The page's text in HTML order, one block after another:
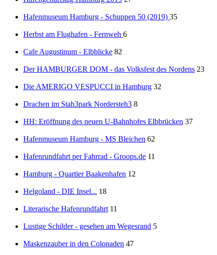
Hafenmuseum Hamburg - Schuppen 50 (2019) 35
Herbst am Flughafen - Fernweh 6
Cafe Augustinum - Elbblicke 82
Der HAMBURGER DOM - das Volksfest des Nordens 23
Die AMERIGO VESPUCCI in Hamburg 32
Drachen im Stah3park Nordersteh3 8
HH: Eröffnung des neuen U-Bahnhofes Elbbrücken 37
Hafenmuseum Hamburg - MS Bleichen 62
Hafenrundfahrt per Fahrrad - Groops.de 11
Hamburg - Quartier Baakenhafen 12
Helgoland - DIE Insel... 18
Literarische Hafenrundfahrt 11
Lustige Schilder - gesehen am Wegesrand 5
Maskenzauber in den Colonaden 47